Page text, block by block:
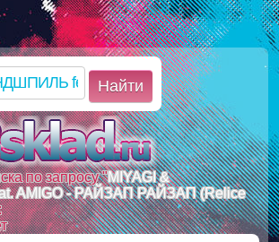
Найти
по запросу "MIYAGI &
AMIGO - РАЙЗАП РАЙЗАП (Relice